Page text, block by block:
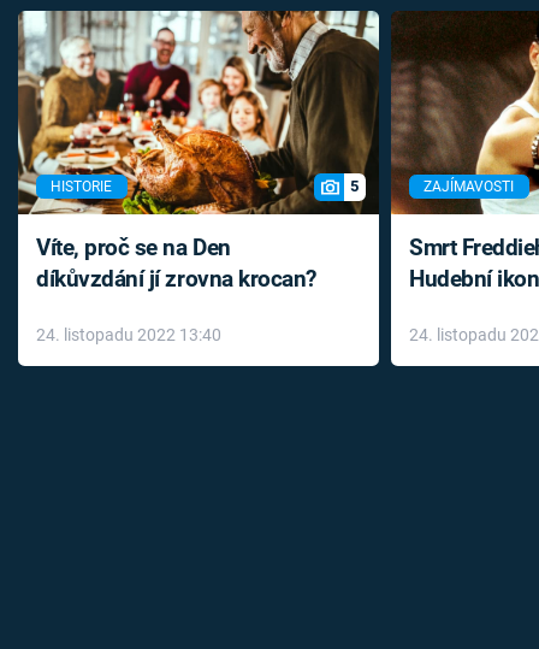
HISTORIE 5
Víte, proč se na Den
díkůvzdání jí zrovna krocan?
24. listopadu 2022 13:40
ZAJÍMAVOSTI
Smrt
Hudební
léky
24. listopadu